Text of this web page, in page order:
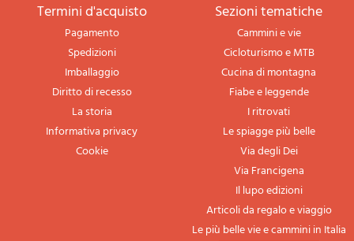
termini d'acquisto
Pagamento
Spedizioni
Imballaggio
Diritto di recesso
La storia
Informativa privacy
Cookie
sezioni tematiche
Cammini e vie
Cicloturismo e MTB
Cucina di montagna
Fiabe e leggende
I ritrovati
Le spiagge più belle
Via degli Dei
Via Francigena
Il lupo edizioni
Articoli da regalo e viaggio
Le più belle vie e cammini in Italia